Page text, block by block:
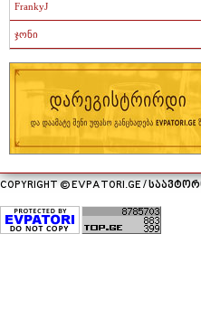
FrankyJ
ჯონი
COPYRIGHT © EVPATORI.GE /